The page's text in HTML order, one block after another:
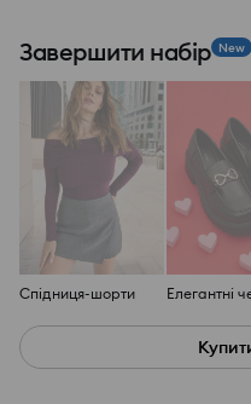
Завершити набір New
Спідниця-шорти